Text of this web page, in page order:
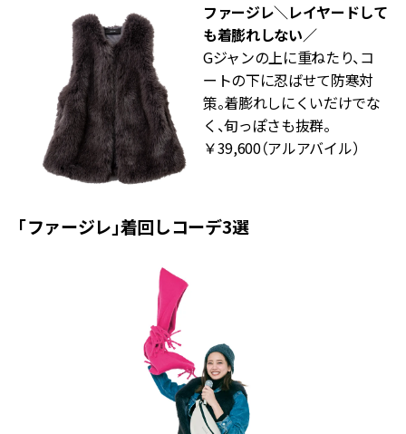
ファージレ＼レイヤードして
も着膨れしない／
Gジャンの上に重ねたり、コ
ートの下に忍ばせて防寒対
策。着膨れしにくいだけでな
く、旬っぽさも抜群。
￥39,600（アルアバイル）
「ファージレ」着回しコーデ3選